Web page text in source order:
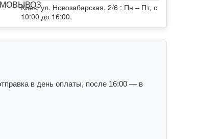
Киев, ул. Новозабарская, 2/6 : Пн – Пт, с
10:00 до 16:00.
в день оплаты, после 16:00 — в